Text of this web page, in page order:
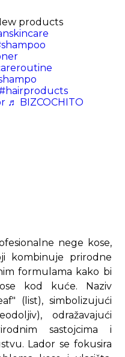
products
♬ BIZCOCHITO
nege kose,
kombinuje prirodne
formulama kako bi
kod kuće. Naziv
(list), simbolizujući
odražavajući
sastojcima i
Lador se fokusira